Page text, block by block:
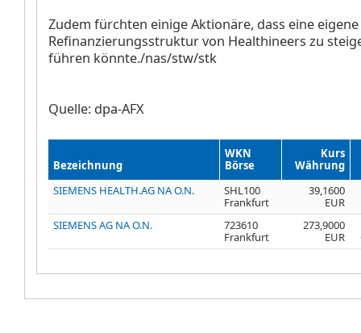
Zudem fürchten einige Aktionäre, dass eine eigene
Refinanzierungsstruktur von Healthineers zu
führen könnte./nas/stw/stk
Quelle: dpa-AFX
Bezeichnung
WKN
Börse
Kurs
Währung
SIEMENS HEALTH.AG NA O.N.
SHL100
Frankfurt
39,1600
EUR
SIEMENS AG NA O.N.
723610
Frankfurt
273,9000
EUR